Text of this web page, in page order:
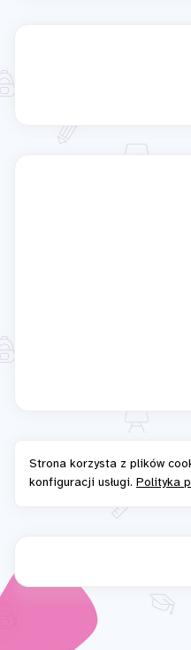
Strona korzysta z plików
konfiguracji usługi. Polityka